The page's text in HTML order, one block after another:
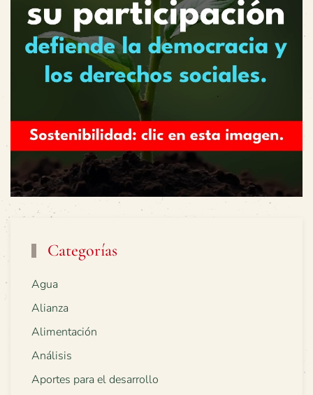
Categorías
Agua
Alianza
Alimentación
Análisis
Aportes para el desarrollo